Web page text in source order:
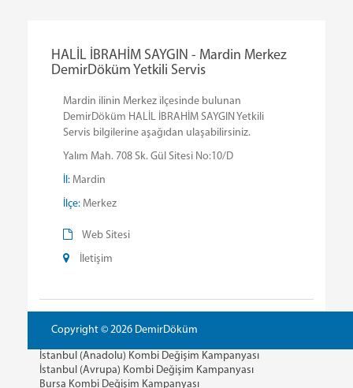
HALİL İBRAHİM SAYGIN - Mardin Merkez
DemirDöküm Yetkili Servis
Mardin ilinin Merkez ilçesinde bulunan
DemirDöküm HALİL İBRAHİM SAYGIN Yetkili
Servis bilgilerine aşağıdan ulaşabilirsiniz.
Yalım Mah. 708 Sk. Gül Sitesi No:10/D
İl: Mardin
İlçe: Merkez
Web Sitesi
İletişim
Copyright © 2026 DemirDöküm
İstanbul (Anadolu) Kombi Değişim Kampanyası
İstanbul (Avrupa) Kombi Değişim Kampanyası
Bursa Kombi Değişim Kampanyası